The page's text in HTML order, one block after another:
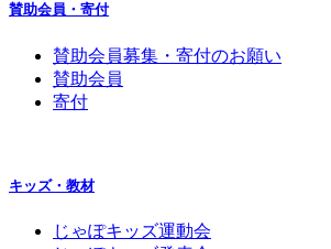
賛助会員・寄付
賛助会員募集・寄付のお願い
賛助会員
寄付
キッズ・教材
じゃぽキッズ運動会